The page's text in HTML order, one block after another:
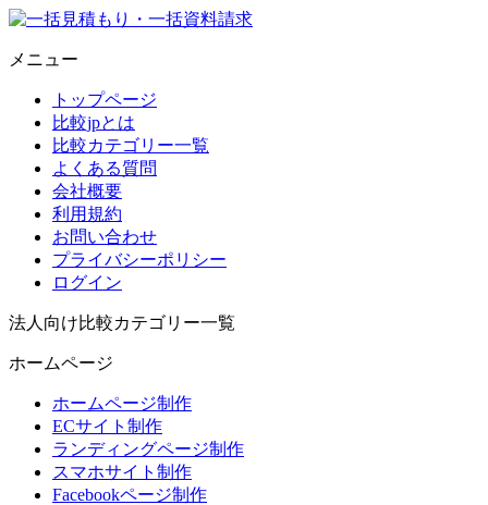
メニュー
トップページ
比較jpとは
比較カテゴリー一覧
よくある質問
会社概要
利用規約
お問い合わせ
プライバシーポリシー
ログイン
法人向け比較カテゴリー一覧
ホームページ
ホームページ制作
ECサイト制作
ランディングページ制作
スマホサイト制作
Facebookページ制作